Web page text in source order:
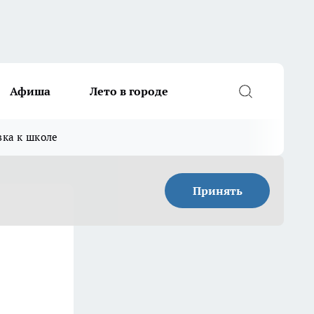
Афиша Лето в городе
к школе
Принять